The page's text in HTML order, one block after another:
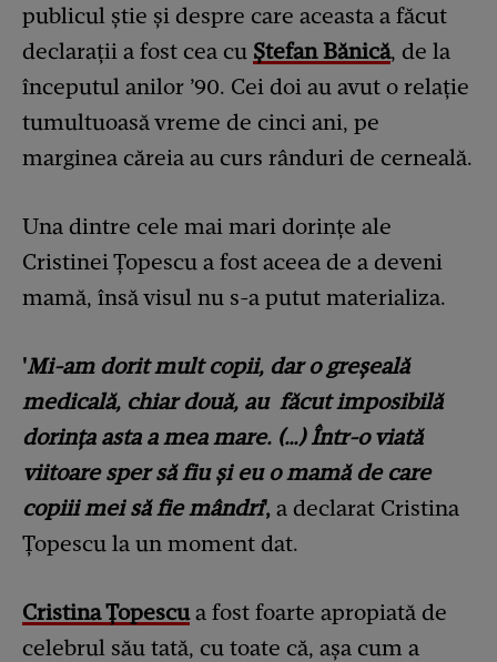
publicul știe și despre care aceasta a făcut
declarații a fost cea cu Ștefan Bănică, de la
începutul anilor ’90. Cei doi au avut o relație
tumultuoasă vreme de cinci ani, pe
marginea căreia au curs rânduri de cerneală.
Una dintre cele mai mari dorințe ale
Cristinei Țopescu a fost aceea de a deveni
mamă, însă visul nu s-a putut materializa.
'Mi-am dorit mult copii, dar o greșeală
medicală, chiar două, au făcut imposibilă
dorința asta a mea mare. (…) Într-o viată
viitoare sper să fiu și eu o mamă de care
copiii mei să fie mândri', a declarat Cristina
Țopescu la un moment dat.
Cristina Țopescua fost foarte apropiată de
celebrul său tată, cu toate că, așa cum a